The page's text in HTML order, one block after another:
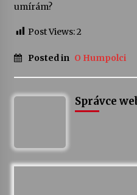
umírám?
Post Views:2
Posted in O Humpolci
Správce